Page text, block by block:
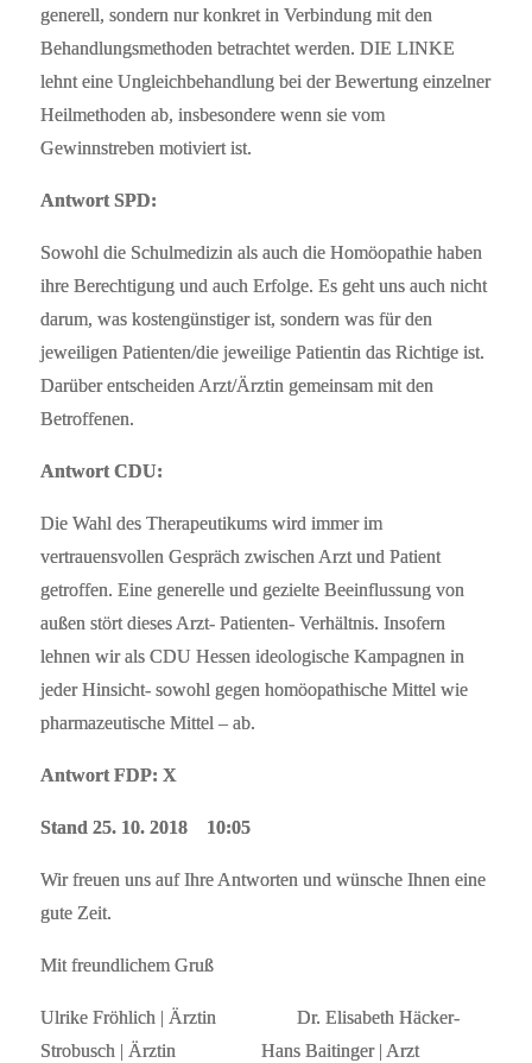
generell, sondern nur konkret in Verbindung mit den
Behandlungsmethoden betrachtet werden. DIE LINKE
lehnt eine Ungleichbehandlung bei der Bewertung einzelner
Heilmethoden ab, insbesondere wenn sie vom
Gewinnstreben motiviert ist.
Antwort SPD:
Sowohl die Schulmedizin als auch die Homöopathie haben
ihre Berechtigung und auch Erfolge. Es geht uns auch nicht
darum, was kostengünstiger ist, sondern was für den
jeweiligen Patienten/die jeweilige Patientin das Richtige ist.
Darüber entscheiden Arzt/Ärztin gemeinsam mit den
Betroffenen.
Antwort CDU:
Die Wahl des Therapeutikums wird immer im
vertrauensvollen Gespräch zwischen Arzt und Patient
getroffen. Eine generelle und gezielte Beeinflussung von
außen stört dieses Arzt- Patienten- Verhältnis. Insofern
lehnen wir als CDU Hessen ideologische Kampagnen in
jeder Hinsicht- sowohl gegen homöopathische Mittel wie
pharmazeutische Mittel – ab.
Antwort FDP: X
Stand 25. 10. 2018 10:05
Wir freuen uns auf Ihre Antworten und wünsche Ihnen eine
gute Zeit.
Mit freundlichem Gruß
Ulrike Fröhlich | Ärztin Dr. Elisabeth Häcker-
Strobusch | Ärztin Hans Baitinger | Arzt